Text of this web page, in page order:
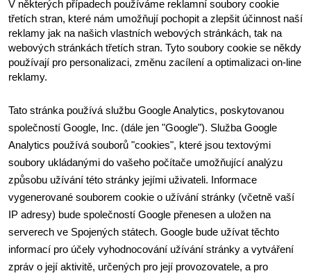
V některých případech používáme reklamní soubory cookie
třetích stran, které nám umožňují pochopit a zlepšit účinnost naší
reklamy jak na našich vlastních webových stránkách, tak na
webových stránkách třetích stran. Tyto soubory cookie se někdy
používají pro personalizaci, změnu zacílení a optimalizaci on-line
reklamy.
Tato stránka používá službu Google Analytics, poskytovanou
společností Google, Inc. (dále jen "Google"). Služba Google
Analytics používá souborů "cookies", které jsou textovými
soubory ukládanými do vašeho počítače umožňující analýzu
způsobu užívání této stránky jejími uživateli. Informace
vygenerované souborem cookie o užívání stránky (včetně vaší
IP adresy) bude společností Google přenesen a uložen na
serverech ve Spojených státech. Google bude užívat těchto
informací pro účely vyhodnocování užívání stránky a vytváření
zpráv o její aktivitě, určených pro její provozovatele, a pro